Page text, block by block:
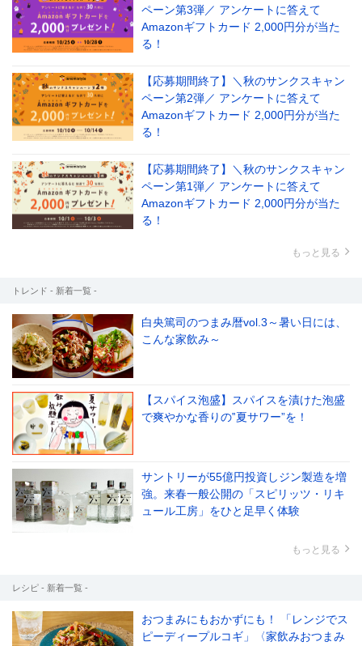
ペーン第3弾／ アンケートに答えて
Amazonギフトカード 2,000円分が当た
る！
【応募期間終了】＼秋のサンクスキャン
ペーン第2弾／ アンケートに答えて
Amazonギフトカード 2,000円分が当た
る！
【応募期間終了】＼秋のサンクスキャン
ペーン第1弾／ アンケートに答えて
Amazonギフトカード 2,000円分が当た
る！
もっと見る
トレンド - 新着一覧 -
白央篤司のつまみ暦vol.3～暑い日には、
こんな家飲み～
【スパイス泡盛】スパイスを漬けた泡盛
で爽やかな香りの‟夏サワー”を！
サントリーが55億円投資しジン製造を増
強。来春一般公開の「スピリッツ・リキ
ュール工房」をひと足早く体験
もっと見る
レシピ - 新着一覧 -
おつまみにもおかずにも！ 「レンジでス
ピーディープルコギ」〈家飲みおつまみ